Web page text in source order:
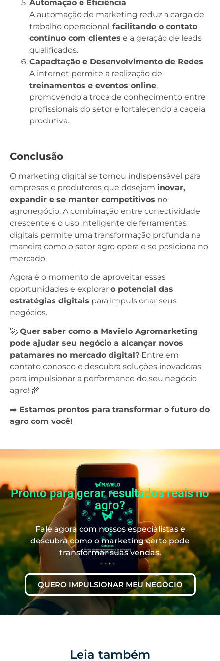
Automação e Eficiência
A automação de marketing reduz a carga de
trabalho operacional, facilitando o contato
contínuo com clientes e a geração de leads
qualificados.
Capacitação e Desenvolvimento de Redes
A internet permite a realização de
treinamentos e eventos online,
promovendo a troca de conhecimento entre
profissionais do setor e fortalecendo a cadeia
produtiva.
Conclusão
O marketing digital se tornou indispensável para
empresas e produtores que desejam inovar,
expandir e se manter competitivos no
agronegócio. A combinação entre conectividade
crescente e o uso inteligente de ferramentas
digitais permite uma transformação profunda na
maneira como o setor agro opera e se posiciona no
mercado.
Agora é o momento de aproveitar essas
oportunidades e explorar o potencial das
estratégias digitais para impulsionar seus
negócios.
🚀 Quer saber como a Mavielo Agromarketing
pode ajudar seu negócio a alcançar novos
patamares no mercado digital? Entre em
contato conosco e descubra soluções inovadoras
para impulsionar a performance do seu negócio
agro! 🌾
➡️ Estamos prontos para transformar o futuro do
agro com você!
Pronto para gerar resultados reais no
agro?
Fale agora com nossos especialistas e
descubra como o marketing certo pode
transformar suas vendas.
QUERO IMPULSIONAR MEU NEGÓCIO
Leia também